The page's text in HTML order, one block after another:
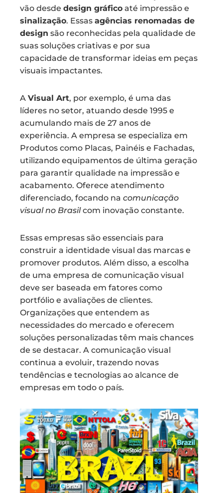
vão desde design gráfico até impressão e
sinalização. Essas agências renomadas de
design são reconhecidas pela qualidade de
suas soluções criativas e por sua
capacidade de transformar ideias em peças
visuais impactantes.
A Visual Art, por exemplo, é uma das
líderes no setor, atuando desde 1995 e
acumulando mais de 27 anos de
experiência. A empresa se especializa em
Produtos como Placas, Painéis e Fachadas,
utilizando equipamentos de última geração
para garantir qualidade na impressão e
acabamento. Oferece atendimento
diferenciado, focando na comunicação
visual no Brasilcom inovação constante.
Essas empresas são essenciais para
construir a identidade visual das marcas e
promover produtos. Além disso, a escolha
de uma empresa de comunicação visual
deve ser baseada em fatores como
portfólio e avaliações de clientes.
Organizações que entendem as
necessidades do mercado e oferecem
soluções personalizadas têm mais chances
de se destacar. A comunicação visual
continua a evoluir, trazendo novas
tendências e tecnologias ao alcance de
empresas em todo o país.